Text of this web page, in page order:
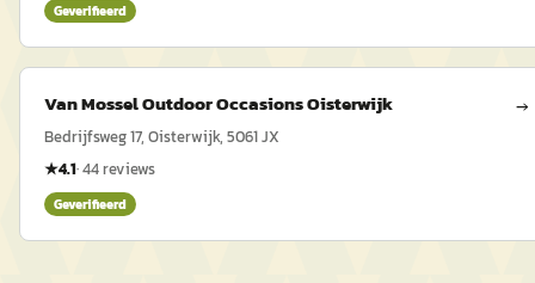
Geverifieerd
Van Mossel Outdoor Occasions Oisterwijk →
Bedrijfsweg 17, Oisterwijk, 5061 JX
★4.1·44reviews
Geverifieerd